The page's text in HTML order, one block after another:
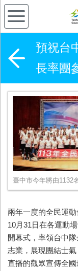
預祝台
長率團
臺中市今年將由1132
兩年一度的全民運動
10月31日在各運動
開幕式，率領台中
志業，展現團結士
直播的觀眾宣傳全